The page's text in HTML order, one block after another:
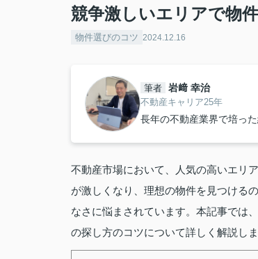
競争激しいエリアで物
物件選びのコツ 2024.12.16
筆者 岩﨑 幸治
不動産キャリア25年
長年の不動産業界で培っ
不動産市場において、人気の高いエリ
が激しくなり、理想の物件を見つける
なさに悩まされています。本記事では
の探し方のコツについて詳しく解説しま